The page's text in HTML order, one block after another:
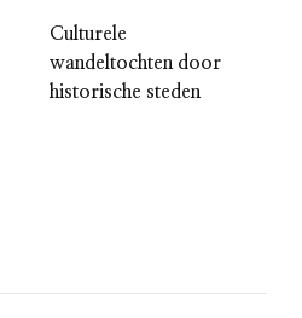
Culturele
wandeltochten door
historische steden